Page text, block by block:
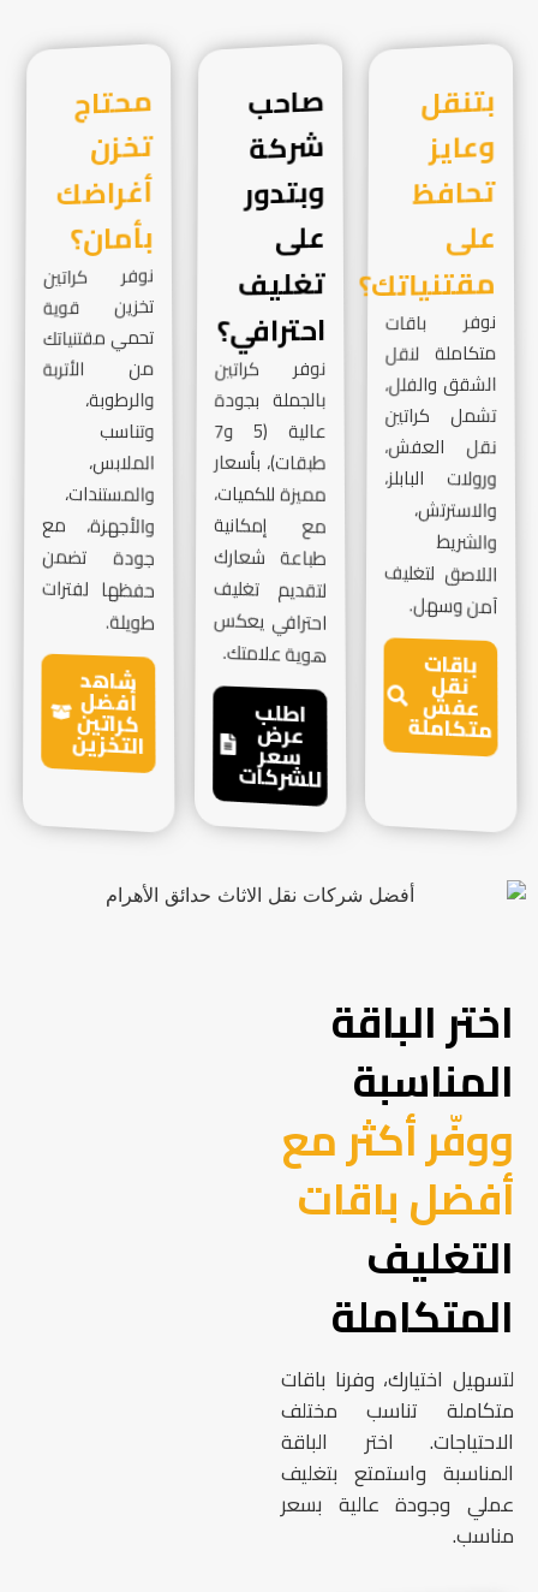
بتنقل
وعايز
تحافظ
على
مقتنياتك؟
نوفر باقات
متكاملة لنقل
الشقق والفلل،
تشمل كراتين
نقل العفش،
ورولات البابلز،
والاسترتش،
والشريط
اللاصق لتغليف
آمن وسهل.
باقات
نقل
عفش
متكاملة
صاحب
شركة
وبتدور
على
تغليف
احترافي؟
نوفر كراتين
بالجملة بجودة
عالية (5 و7
طبقات)، بأسعار
مميزة للكميات،
مع إمكانية
طباعة شعارك
لتقديم تغليف
احترافي يعكس
هوية علامتك.
اطلب
عرض
سعر
للشركات
محتاج
تخزن
أغراضك
بأمان؟
نوفر كراتين
تخزين قوية
تحمي مقتنياتك
من الأتربة
والرطوبة،
وتناسب
الملابس،
والمستندات،
والأجهزة، مع
جودة تضمن
حفظها لفترات
طويلة.
شاهد
أفضل
كراتين
التخزين
اختر الباقة
المناسبة
ووفّر أكثر مع
أفضل باقات
التغليف
المتكاملة
لتسهيل اختيارك، وفرنا باقات
متكاملة تناسب مختلف
الاحتياجات. اختر الباقة
المناسبة واستمتع بتغليف
عملي وجودة عالية بسعر
مناسب.